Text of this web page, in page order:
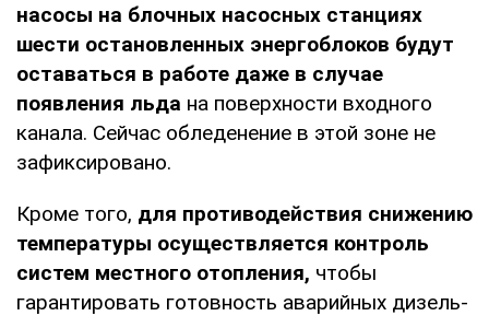
насосы на блочных насосных станциях
шести остановленных энергоблоков будут
оставаться в работе даже в случае
появления льда на поверхности входного
канала. Сейчас обледенение в этой зоне не
зафиксировано.
Кроме того, для противодействия снижению
температуры осуществляется контроль
систем местного отопления, чтобы
гарантировать готовность аварийных дизель-